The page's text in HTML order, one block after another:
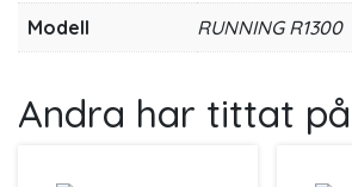
Modell RUNNING R1300
Andra har tittat på